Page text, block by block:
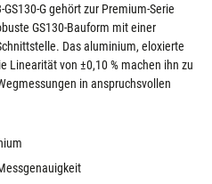
G gehört zur Premium-Serie
GS130-Bauform mit einer
Das aluminium, eloxierte
Linearität von ±0,10 % machen ihn zu
in anspruchsvollen